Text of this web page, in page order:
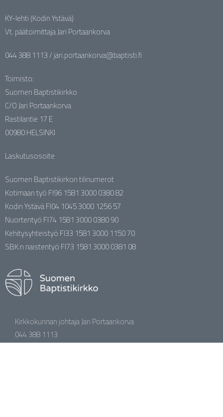
KY-lehti (Kodin Ystävä)
Vt. päätoimittaja Jari Portaankorva
044 388 1113 / jari.portaankorva@baptisti.fi
Toimisto:
Suomen Baptistikirkko
C/O Jari Portaankorva
Rastilantie 17 E
00980 HELSINKI
Laskutusosoite
Suomen Baptistikirkon tilinumerot
Kotimaan työ FI96 1581 3000 0380 82
Kodin Ystävä FI04 1045 3000 1256 57
Nuortentyö FI74 1581 3000 0380 90
Kehitysyhteistyö FI33 1581 3000 1150 70
SBK:n naistentyö FI73 1581 3000 0381 08
Kirkkokunnan johtaja Jari Portaankorva
044 388 1113